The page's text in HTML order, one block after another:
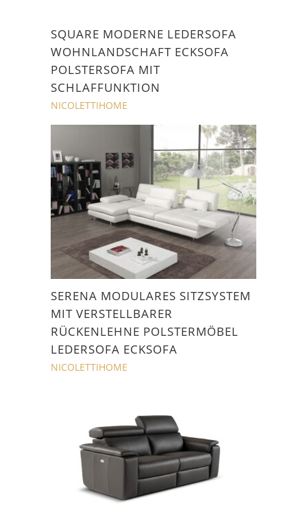
SQUARE MODERNE LEDERSOFA
WOHNLANDSCHAFT ECKSOFA
POLSTERSOFA MIT
SCHLAFFUNKTION
NICOLETTIHOME
SERENA MODULARES SITZSYSTEM
MIT VERSTELLBARER
RÜCKENLEHNE POLSTERMÖBEL
LEDERSOFA ECKSOFA
NICOLETTIHOME